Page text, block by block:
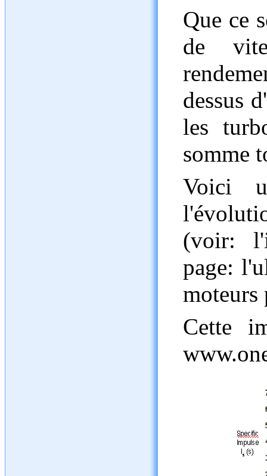
Que ce
de
dessus
les
somme
Voici
(voir:
page:
moteurs
Cette